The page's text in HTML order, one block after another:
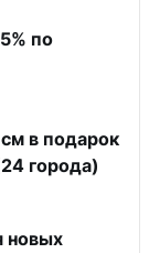
по
в подарок
города)
новых